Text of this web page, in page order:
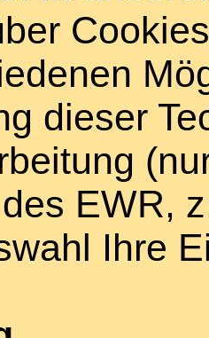
dieser
EWR,
Ihre